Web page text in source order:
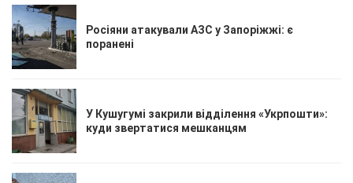
Росіяни атакували АЗС у Запоріжжі: є
поранені
У Кушугумі закрили відділення «Укрпошти»:
куди звертатися мешканцям